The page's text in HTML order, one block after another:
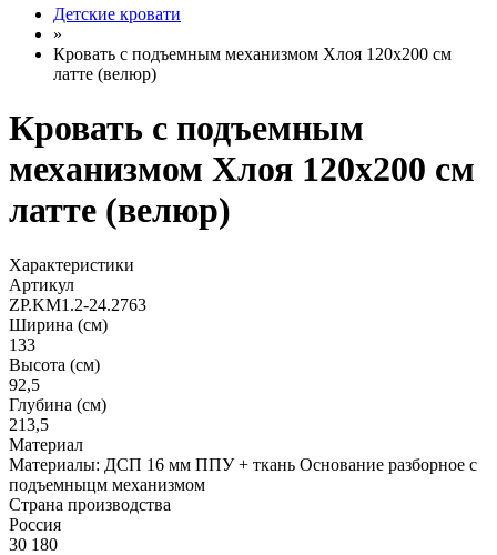
Детские кровати
»
Кровать с подъемным механизмом Хлоя 120х200 см
латте (велюр)
Кровать с подъемным
механизмом Хлоя 120х200 см
латте (велюр)
Характеристики
Артикул
ZP.KM1.2-24.2763
Ширина (см)
133
Высота (см)
92,5
Глубина (см)
213,5
Материал
Материалы: ДСП 16 мм ППУ + ткань Основание разборное с
подъемныцм механизмом
Страна производства
Россия
30 180